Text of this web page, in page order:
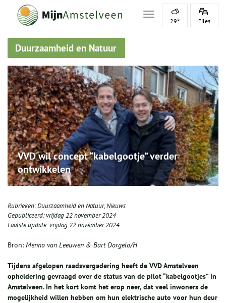
Toggle navigation
29° Files
Duurzaamheid en Natuur
VVD wil concept “kabelgootje” verder
ontwikkelen
Rubrieken:Duurzaamheid en Natuur,Nieuws
Gepubliceerd:vrijdag 22 november 2024
Laatste update:vrijdag 22 november 2024
Bron: Menno van Leeuwen & Bart Dorgelo/H
Tijdens afgelopen raadsvergadering heeft de VVD Amstelveen
opheldering gevraagd over de status van de pilot “kabelgootjes” in
Amstelveen. In het kort komt het erop neer, dat veel inwoners de
mogelijkheid willen hebben om hun elektrische auto voor hun deur